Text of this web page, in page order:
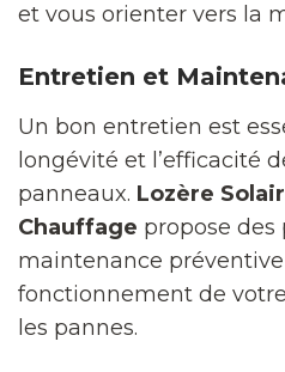
et vous orienter vers la
Entretien et
Un bon entretien est
longévité et l’efficacité
panneaux. Lozère
Chauffage propose des
maintenance
fonctionnement de
les pannes.